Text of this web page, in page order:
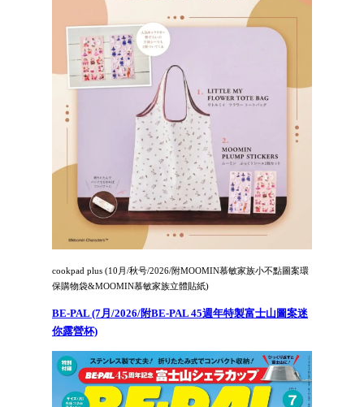
cookpad plus (10月/秋号/2026/附MOOMIN慕敏家族小不點圖案環
保購物袋&MOOMIN慕敏家族立體貼紙)
BE-PAL (7月/2026/附BE-PAL 45週年特製富士山圖案迷
你露營杯)